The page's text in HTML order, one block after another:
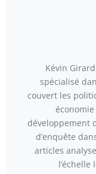
Kévin
spécialisé
couvert les
développement
d’enquête
articles